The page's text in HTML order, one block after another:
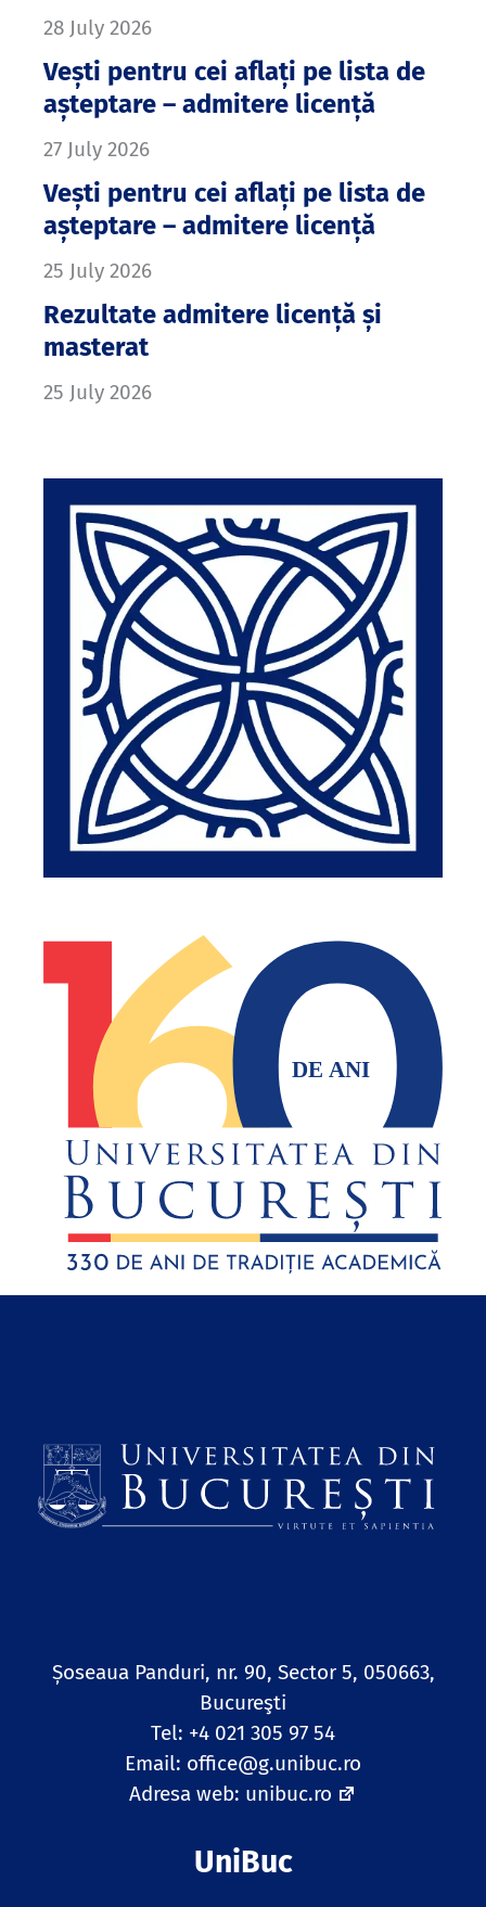
28 July 2026
Vești pentru cei aflați pe lista de
așteptare – admitere licență
27 July 2026
Vești pentru cei aflați pe lista de
așteptare – admitere licență
25 July 2026
Rezultate admitere licență și
masterat
25 July 2026
Șoseaua Panduri, nr. 90, Sector 5, 050663,
Bucureşti
Tel: +4 021 305 97 54
Email: office@g.unibuc.ro
Adresa web: unibuc.ro
UniBuc